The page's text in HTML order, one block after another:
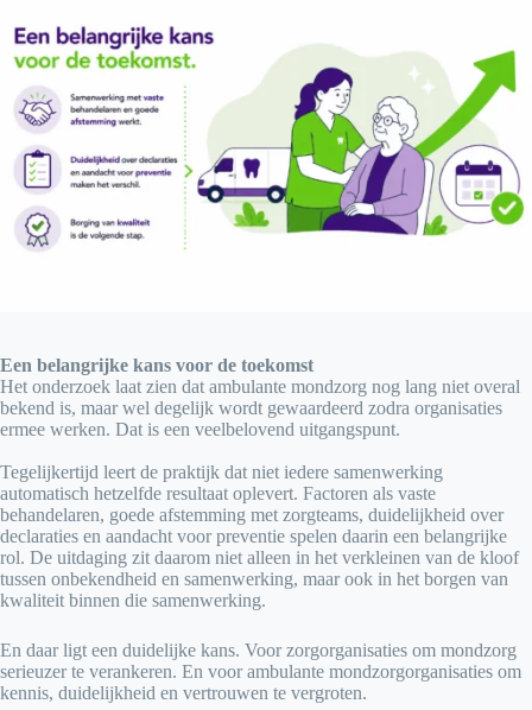
Een belangrijke kans voor de toekomst
Het onderzoek laat zien dat ambulante mondzorg nog lang niet overal
bekend is, maar wel degelijk wordt gewaardeerd zodra organisaties
ermee werken. Dat is een veelbelovend uitgangspunt.
Tegelijkertijd leert de praktijk dat niet iedere samenwerking
automatisch hetzelfde resultaat oplevert. Factoren als vaste
behandelaren, goede afstemming met zorgteams, duidelijkheid over
declaraties en aandacht voor preventie spelen daarin een belangrijke
rol. De uitdaging zit daarom niet alleen in het verkleinen van de kloof
tussen onbekendheid en samenwerking, maar ook in het borgen van
kwaliteit binnen die samenwerking.
En daar ligt een duidelijke kans. Voor zorgorganisaties om mondzorg
serieuzer te verankeren. En voor ambulante mondzorgorganisaties om
kennis, duidelijkheid en vertrouwen te vergroten.